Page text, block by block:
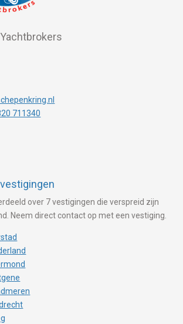
711340
over 7 vestigingen die verspreid zijn
Neem direct contact op met een vestiging.